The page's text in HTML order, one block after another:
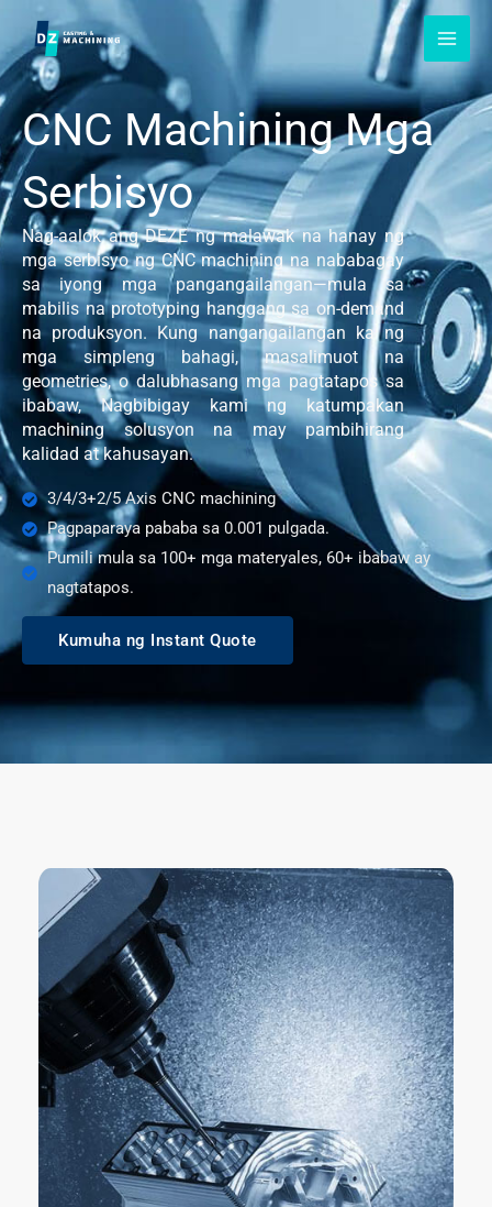
Laktawan
sa
nilalaman
CNC Machining Mga
Serbisyo
Nag-aalok ang DEZE ng malawak na hanay ng
mga serbisyo ng CNC machining na nababagay
sa iyong mga pangangailangan—mula sa
mabilis na prototyping hanggang sa on-demand
na produksyon. Kung nangangailangan ka ng
mga simpleng bahagi, masalimuot na
geometries, o dalubhasang mga pagtatapos sa
ibabaw, Nagbibigay kami ng katumpakan
machining solusyon na may pambihirang
kalidad at kahusayan.
3/4/3+2/5 Axis CNC machining
Pagpaparaya pababa sa 0.001 pulgada.
Pumili mula sa 100+ mga materyales, 60+ ibabaw ay
nagtatapos.
Kumuha ng Instant Quote